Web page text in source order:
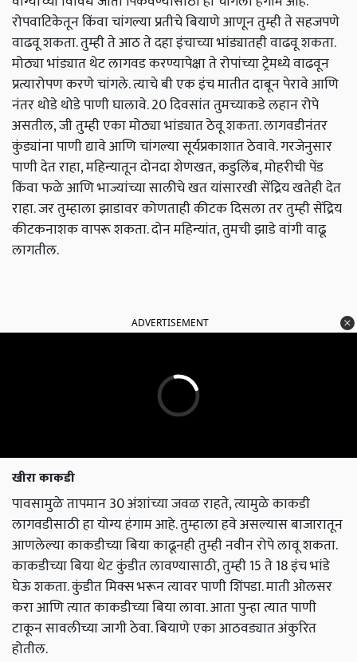
रोपवाटिकेतून किंवा चांगल्या प्रतीचे बियाणे आणून तुम्ही ते सहजपणे
वाढवू शकता. तुम्ही ते आठ ते दहा इंचाच्या भांड्यातही वाढवू शकता.
मोठ्या भांड्यात थेट लागवड करण्यापेक्षा ते रोपांच्या ट्रेमध्ये वाढवून
प्रत्यारोपण करणे चांगले. त्याचे बी एक इंच मातीत दाबून पेरावे आणि
नंतर थोडे थोडे पाणी घालावे. 20 दिवसांत तुमच्याकडे लहान रोपे
असतील, जी तुम्ही एका मोठ्या भांड्यात ठेवू शकता. लागवडीनंतर
कुंड्यांना पाणी द्यावे आणि चांगल्या सूर्यप्रकाशात ठेवावे. गरजेनुसार
पाणी देत ​​राहा, महिन्यातून दोनदा शेणखत, कडुलिंब, मोहरीची पेंड
किंवा फळे आणि भाज्यांच्या सालीचे खत यांसारखी सेंद्रिय खतेही देत ​​
राहा. जर तुम्हाला झाडावर कोणताही कीटक दिसला तर तुम्ही सेंद्रिय
कीटकनाशक वापरू शकता. दोन महिन्यांत, तुमची झाडे वांगी वाढू
लागतील.
ADVERTISEMENT
खीरा काकडी
पावसामुळे तापमान 30 अंशांच्या जवळ राहते, त्यामुळे काकडी
लागवडीसाठी हा योग्य हंगाम आहे. तुम्हाला हवे असल्यास बाजारातून
आणलेल्या काकडीच्या बिया काढूनही तुम्ही नवीन रोपे लावू शकता.
काकडीच्या बिया थेट कुंडीत लावण्यासाठी, तुम्ही 15 ते 18 इंच भांडे
घेऊ शकता. कुंडीत मिक्स भरून त्यावर पाणी शिंपडा. माती ओलसर
करा आणि त्यात काकडीच्या बिया लावा. आता पुन्हा त्यात पाणी
टाकून सावलीच्या जागी ठेवा. बियाणे एका आठवड्यात अंकुरित
होतील.